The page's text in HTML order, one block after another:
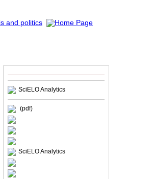
SciELO Analytics
(pdf)
SciELO Analytics